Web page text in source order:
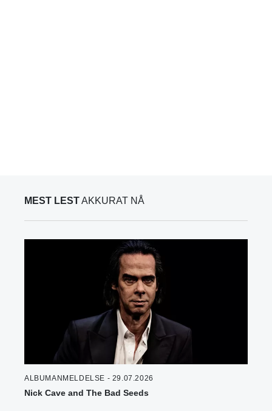
MEST LESTAKKURAT NÅ
ALBUMANMELDELSE - 29.07.2026
Nick Cave and The Bad Seeds